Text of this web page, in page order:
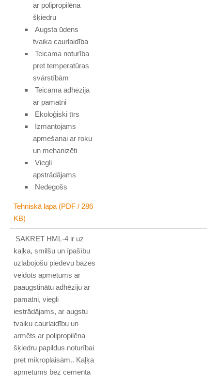
ar polipropilēna
šķiedru
Augsta ūdens
tvaika caurlaidība
Teicama noturība
pret temperatūras
svārstībām
Teicama adhēzija
ar pamatni
Ekoloģiski tīrs
Izmantojams
apmešanai ar roku
un mehanizēti
Viegli
apstrādājams
Nedegošs
Tehniskā lapa (PDF / 286
KB)
SAKRET HML-4 ir uz
kaļķa, smilšu un īpašību
uzlabojošu piedevu bāzes
veidots apmetums ar
paaugstinātu adhēziju ar
pamatni, viegli
iestrādājams, ar augstu
tvaiku caurlaidību un
armēts ar polipropilēna
šķiedru papildus noturībai
pret mikroplaisām.. Kaļķa
apmetums bez cementa